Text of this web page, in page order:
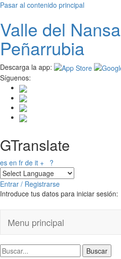
Pasar al contenido principal
Valle del Nansa
Peñarrubia
Descarga la app:
Síguenos:
GTranslate
es en fr de it + ?
Entrar / Registrarse
Introduce tus datos para iniciar sesión:
Menu principal